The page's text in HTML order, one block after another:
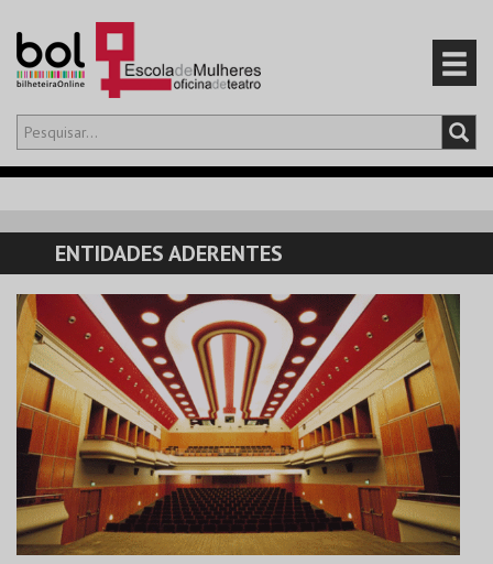
Olá,iniciar sessão
CARRINHO
EVENTOS
CARTÕES
PRODUTOS
ENTIDADES ADERENTES